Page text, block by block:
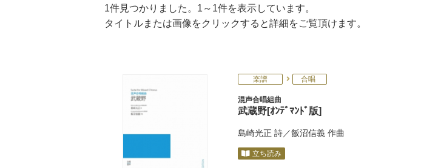
1件見つかりました。 1～1件を表示しています。
タイトルまたは画像をクリックすると詳細をご覧頂けます。
楽譜 合唱
混声合唱組曲
武蔵野[ｵﾝﾃﾞﾏﾝﾄﾞ版]
島崎光正 詩／飯沼信義 作曲
立ち読み